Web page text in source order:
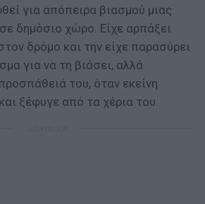
για απόπειρα βιασμού μιας
δημόσιο χώρο. Είχε αρπάξει
δρόμο και την είχε παρασύρει
για να τη βιάσει, αλλά
του, όταν εκείνη
ξέφυγε από τα χέρια του.